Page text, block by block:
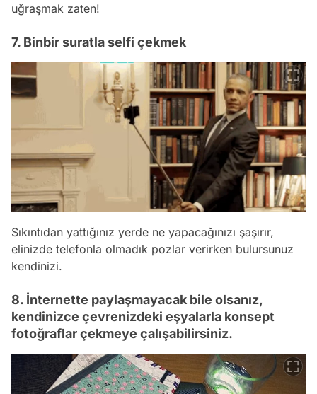
uğraşmak zaten!
7. Binbir suratla selfi çekmek
Sıkıntıdan yattığınız yerde ne yapacağınızı şaşırır,
elinizde telefonla olmadık pozlar verirken bulursunuz
kendinizi.
8. İnternette paylaşmayacak bile olsanız,
kendinizce çevrenizdeki eşyalarla konsept
fotoğraflar çekmeye çalışabilirsiniz.